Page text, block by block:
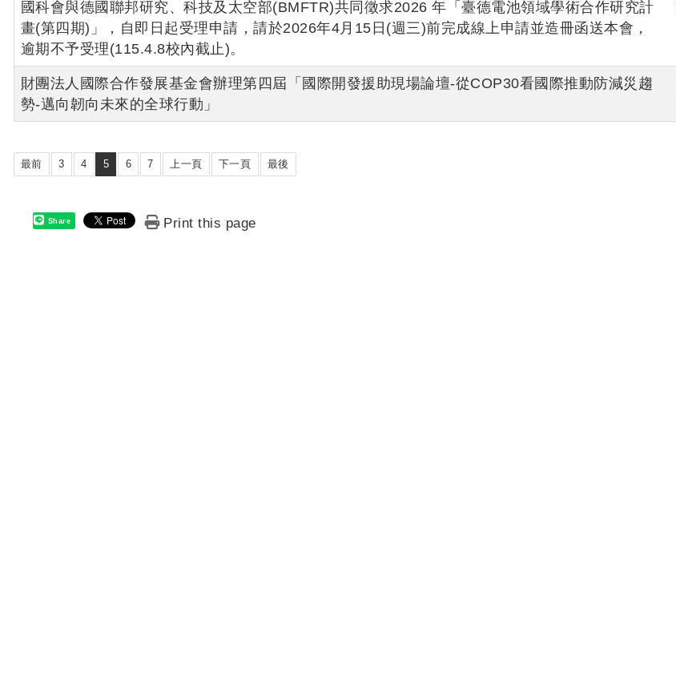
國科會與德國聯邦研究、科技及太空部(BMFTR)共同徵求2026 年「臺德電池領域學術合作研究計
畫(第四期)」，自即日起受理申請，請於2026年4月15日(週三)前完成線上申請並造冊函送本會，
逾期不予受理(115.4.8校內截止)。
財團法人國際合作發展基金會辦理第四屆「國際開發援助現場論壇-從COP30看國際推動防減災趨
勢-邁向韌向未來的全球行動」
最前 3 4 5 6 7 上一頁 下一頁 最後
Share Print this page